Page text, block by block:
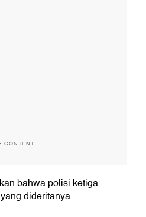
CONTENT
bahwa polisi ketiga
dideritanya.